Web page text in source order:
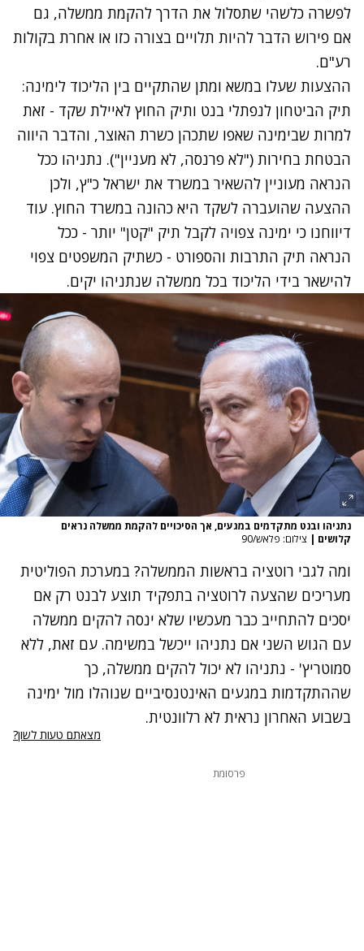
לפשרה כלשהי שתסלול את הדרך להקמת ממשלה, גם
אם פירוש הדבר להיות תלויים בצורה כזו או אחרת בקולות
רע"ם.
ההצעות שעלו במשא ומתן שהתקיים בין הליכוד לימינה:
תיק הביטחון לנפתלי בנט ותיק החוץ לאיילת שקד - זאת
למרות שבימינה שאפו שתכהן כשרת האוצר, והדבר היווה
הבטחת בחירות ("לא פרנסה, לא מעניין"). נתניהו ככל
הנראה מעוניין להשאיר במשרד את ישראל כ"ץ, ולכן
ההצעה שהועברה לשקד היא כהונה במשרד החוץ. עוד
דיווחנו כי ימינה צפויה לקבל תיק "קטן" יותר - ככל
הנראה תיק התרבות והספורט - כשתיק המשפטים צפוי
להישאר בידי הליכוד בכל ממשלה שנתניהו יקים.
נתניהו ובנט מתקדמים במגעים, אך הסיכויים להקמת ממשלה נראים
קלושים | צילום: פלאש/90
ומה לגבי רוטציה בראשות הממשלה? במערכת הפוליטית
מעריכים שהצעה לרוטציה בתפקיד תוצע לבנט רק אם
יסכים להתחייב כבר מעכשיו שלא ינסה להקים ממשלה
עם הגוש השני אם נתניהו ייכשל במשימה. עם זאת, ללא
סמוטריץ' - נתניהו לא יכול להקים ממשלה, כך
שההתקדמות במגעים האינטנסיביים שנוהלו מול ימינה
בשבוע האחרון נראית לא רלוונטית.
מצאתם טעות לשון?
פרסומת